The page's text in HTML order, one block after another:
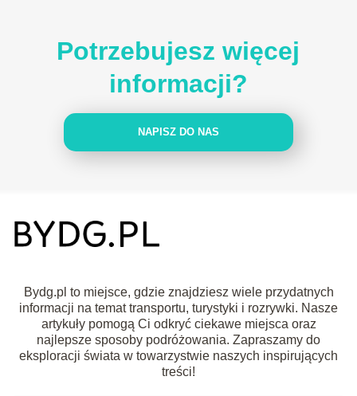
Potrzebujesz więcej
informacji?
NAPISZ DO NAS
Bydg.pl to miejsce, gdzie znajdziesz wiele przydatnych
informacji na temat transportu, turystyki i rozrywki. Nasze
artykuły pomogą Ci odkryć ciekawe miejsca oraz
najlepsze sposoby podróżowania. Zapraszamy do
eksploracji świata w towarzystwie naszych inspirujących
treści!